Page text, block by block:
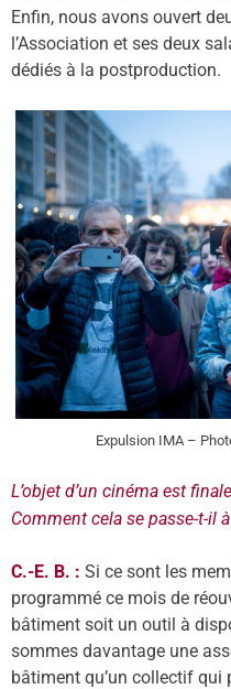
Enfin, nous avons ouvert
l’Association et ses deux
dédiés à la postproduction.
Expulsion IMA –
L’objet d’un cinéma est
Comment cela se passe-t-il
C.-E. B. : Si ce sont les
programmé ce mois de
bâtiment soit un outil à
sommes davantage une
bâtiment qu’un collectif qui